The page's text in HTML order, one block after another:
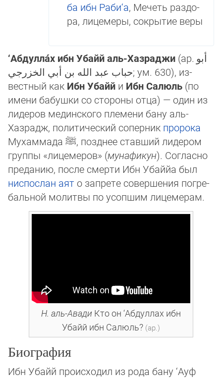
ба ибн Раби‘а, Мечеть раз­до­
ра, лицемеры, сокрытие веры
‘Абдулла́х ибн Убайй аль-Хазраджи (ар. أبو
حباب عبد الله بن أبي الخزرجي‎; ум. 630), из­
вестный как Ибн Убайй и Ибн Са­люль (по
имени бабушки со стороны отца) — один из
ли­де­ров мединского племени ба­ну аль-
Хазрадж, политический со­пер­ник пророка
Му­хаммада ﷺ, позднее ставший ли­де­ром
группы «ли­це­ме­ров» (мунафикун). Согласно
преданию, после смерти Ибн Убай­йа был
нис­пос­лан аят о запрете совершения пог­ре­
баль­ной молитвы по усоп­шим ли­це­ме­рам.
Н. аль-Авади Кто он ‘Абдуллах ибн
Убайй ибн Салюль? (ар.)
Биография
Ибн Убайй происходил из рода бану ‘Ауф